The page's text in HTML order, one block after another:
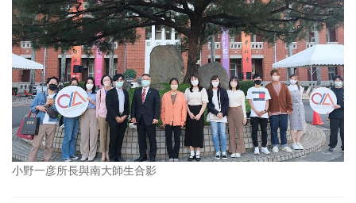
小野一彦所長與南大師生合影